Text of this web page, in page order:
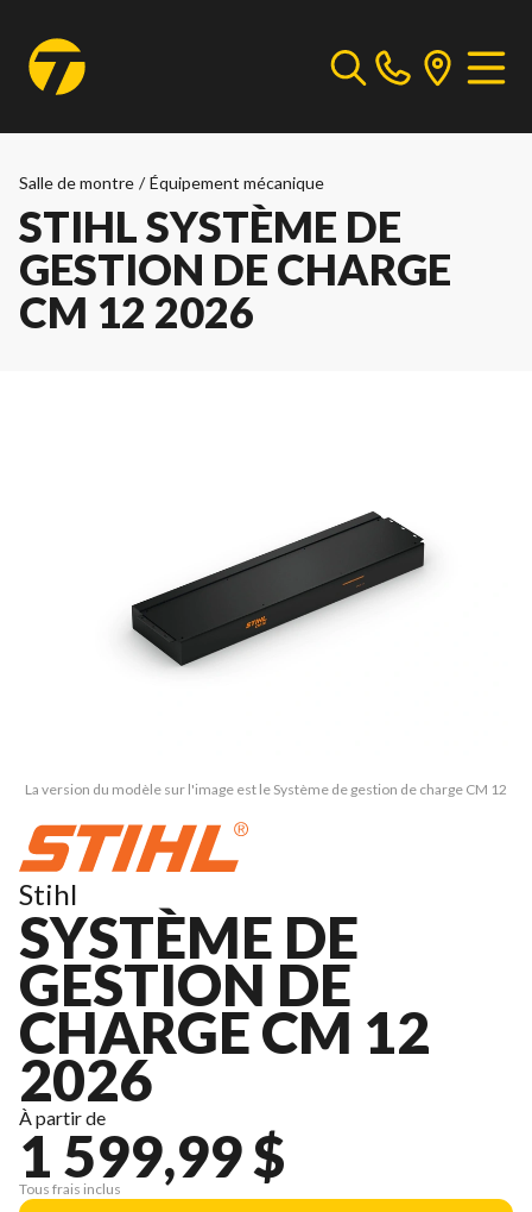
Salle de montre / Équipement mécanique
STIHL SYSTÈME DE
GESTION DE CHARGE
CM 12 2026
La version du modèle sur l'image est le Système de gestion de charge CM 12
Stihl
SYSTÈME DE
GESTION DE
CHARGE CM 12
2026
À partir de
1 599,99 $
Tous frais inclus